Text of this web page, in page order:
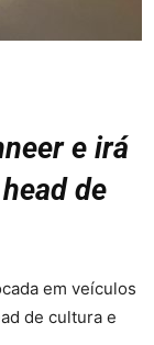
e irá
de
em veículos
de cultura e